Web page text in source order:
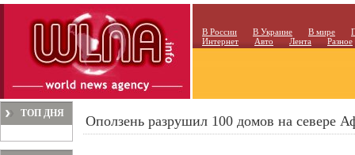
В России В Украине В мире
Интернет
Авто Лента Разное
ТОП ДНЯ Оползень разрушил 100 домов на севере